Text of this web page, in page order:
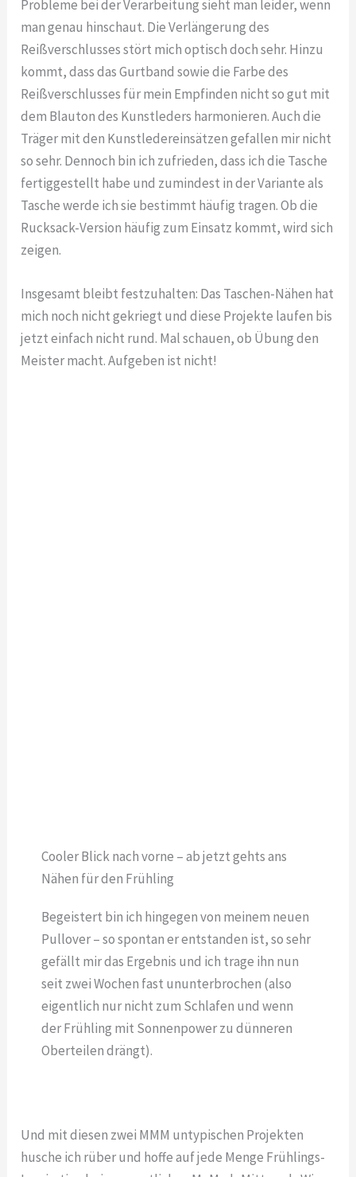
Probleme bei der Verarbeitung sieht man leider, wenn
man genau hinschaut. Die Verlängerung des
Reißverschlusses stört mich optisch doch sehr. Hinzu
kommt, dass das Gurtband sowie die Farbe des
Reißverschlusses für mein Empfinden nicht so gut mit
dem Blauton des Kunstleders harmonieren. Auch die
Träger mit den Kunstledereinsätzen gefallen mir nicht
so sehr. Dennoch bin ich zufrieden, dass ich die Tasche
fertiggestellt habe und zumindest in der Variante als
Tasche werde ich sie bestimmt häufig tragen. Ob die
Rucksack-Version häufig zum Einsatz kommt, wird sich
zeigen.
Insgesamt bleibt festzuhalten: Das Taschen-Nähen hat
mich noch nicht gekriegt und diese Projekte laufen bis
jetzt einfach nicht rund. Mal schauen, ob Übung den
Meister macht. Aufgeben ist nicht!
Cooler Blick nach vorne – ab jetzt gehts ans
Nähen für den Frühling
Begeistert bin ich hingegen von meinem neuen
Pullover – so spontan er entstanden ist, so sehr
gefällt mir das Ergebnis und ich trage ihn nun
seit zwei Wochen fast ununterbrochen (also
eigentlich nur nicht zum Schlafen und wenn
der Frühling mit Sonnenpower zu dünneren
Oberteilen drängt).
Und mit diesen zwei MMM untypischen Projekten
husche ich rüber und hoffe auf jede Menge Frühlings-